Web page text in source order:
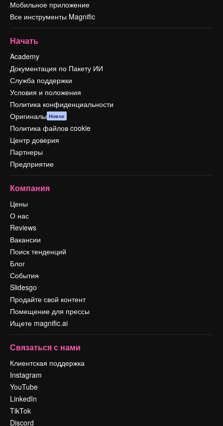
Мобильное приложение
Все инструменты Magnific
Начать
Academy
Документация по Пакету ИИ
Служба поддержки
Условия и положения
Политика конфиденциальности
Оригиналы Новое
Политика файлов cookie
Центр доверия
Партнеры
Предприятие
Компания
Цены
О нас
Reviews
Вакансии
Поиск тенденций
Блог
События
Slidesgo
Продайте свой контент
Помещение для прессы
Ищете magnific.ai
Связаться с нами
Клиентская поддержка
Instagram
YouTube
LinkedIn
TikTok
Discord